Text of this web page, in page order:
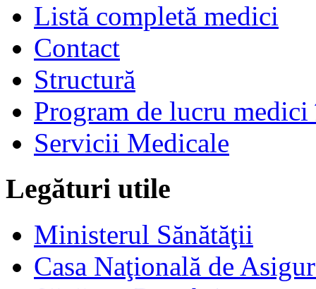
Listă completă medici
Contact
Structură
Program de lucru
Servicii Medicale
Legături utile
Ministerul Sănătăţii
Casa Naţională de